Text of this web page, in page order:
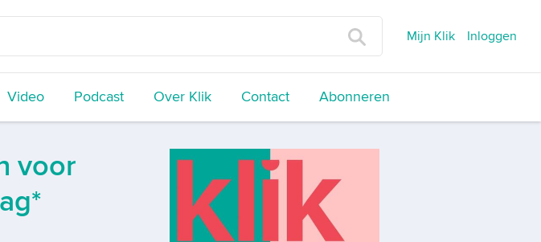
Mijn Klik Inloggen
Video Podcast Over Klik Contact Abonneren
voor